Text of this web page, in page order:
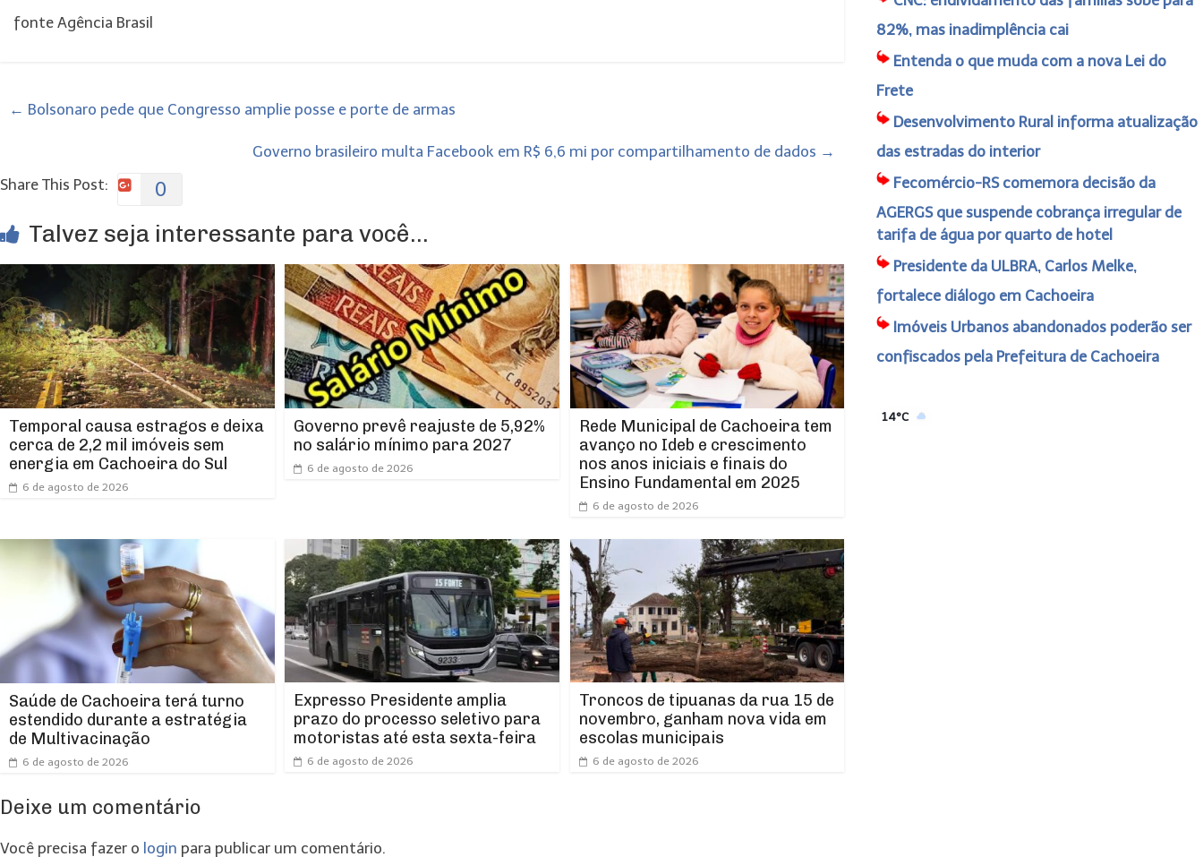
fonte Agência Brasil
← Bolsonaro pede que Congresso amplie posse e porte de armas
Governo brasileiro multa Facebook em R$ 6,6 mi por compartilhamento de dados →
Share This Post:
0
Talvez seja interessante para você...
Temporal causa estragos e deixa
cerca de 2,2 mil imóveis sem
energia em Cachoeira do Sul
6 de agosto de 2026
Governo prevê reajuste de 5,92%
no salário mínimo para 2027
6 de agosto de 2026
Rede Municipal de Cachoeira tem
avanço no Ideb e crescimento
nos anos iniciais e finais do
Ensino Fundamental em 2025
6 de agosto de 2026
Saúde de Cachoeira terá turno
estendido durante a estratégia
de Multivacinação
6 de agosto de 2026
Expresso Presidente amplia
prazo do processo seletivo para
motoristas até esta sexta-feira
6 de agosto de 2026
Troncos de tipuanas da rua 15 de
novembro, ganham nova vida em
escolas municipais
6 de agosto de 2026
Deixe um comentário
Você precisa fazer o login para publicar um comentário.
82%, mas inadimplência cai
Entenda o que muda com a nova Lei do
Frete
Desenvolvimento Rural informa atualização
das estradas do interior
Fecomércio-RS comemora decisão da
AGERGS que suspende cobrança irregular de
tarifa de água por quarto de hotel
Presidente da ULBRA, Carlos Melke,
fortalece diálogo em Cachoeira
Imóveis Urbanos abandonados poderão ser
confiscados pela Prefeitura de Cachoeira
14°C